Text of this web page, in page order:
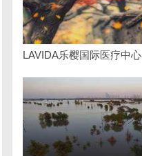
LAVIDA乐樱国际医疗中心